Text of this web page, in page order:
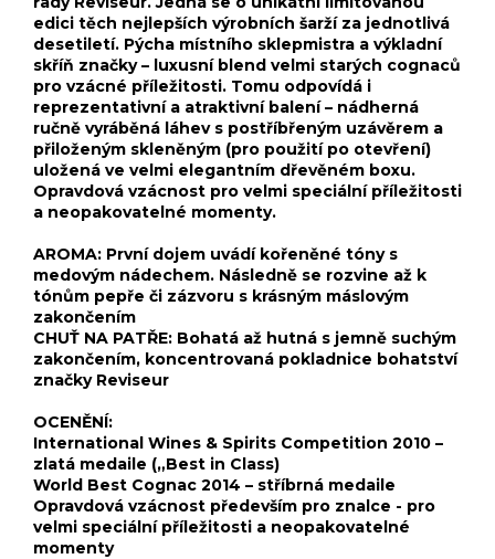
edici těch nejlepších výrobních šarží za jednotlivá
desetiletí. Pýcha místního sklepmistra a výkladní
skříň značky – luxusní blend velmi starých cognaců
pro vzácné příležitosti. Tomu odpovídá i
reprezentativní a atraktivní balení – nádherná
ručně vyráběná láhev s postříbřeným uzávěrem a
přiloženým skleněným (pro použití po otevření)
uložená ve velmi elegantním dřevěném boxu.
Opravdová vzácnost pro velmi speciální příležitosti
a neopakovatelné momenty.
AROMA: První dojem uvádí kořeněné tóny s
medovým nádechem. Následně se rozvine až k
tónům pepře či zázvoru s krásným máslovým
zakončením
CHUŤ NA PATŘE: Bohatá až hutná s jemně suchým
zakončením, koncentrovaná pokladnice bohatství
značky Reviseur
OCENĚNÍ:
International Wines & Spirits Competition 2010 –
zlatá medaile („Best in Class)
World Best Cognac 2014 – stříbrná medaile
Opravdová vzácnost především pro znalce - pro
velmi speciální příležitosti a neopakovatelné
momenty